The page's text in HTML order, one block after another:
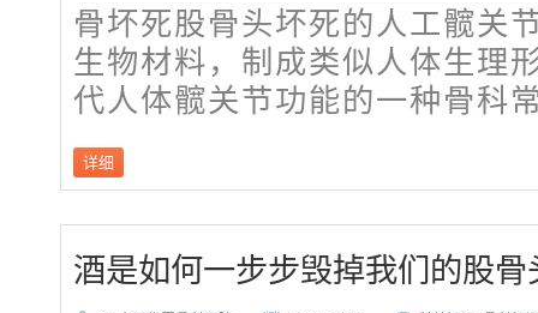
骨坏死股骨头坏死的人工髋关
生物材料，制成类似人体生理
代人体髋关节功能的一种骨科
详细
酒是如何一步步毁掉我们的股骨